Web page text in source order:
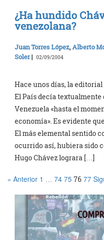
¿Ha hundido
venezolana?
Juan Torres López,Alberto
Soler| 02/09/2004
Hace unos días, la
El País decía textualmente
Venezuela «hasta el
economía». Es evidente
El más elemental sentido
ocurrido así, hubiera sido
Hugo Chávez lograra […]
« Anterior 1 74 75 76 77